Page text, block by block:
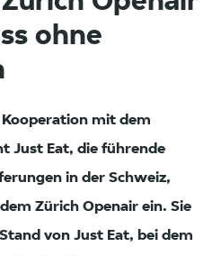
ohne
mit dem
Just Eat, die führende
in der Schweiz,
Zürich Openair ein. Sie
von Just Eat, bei dem